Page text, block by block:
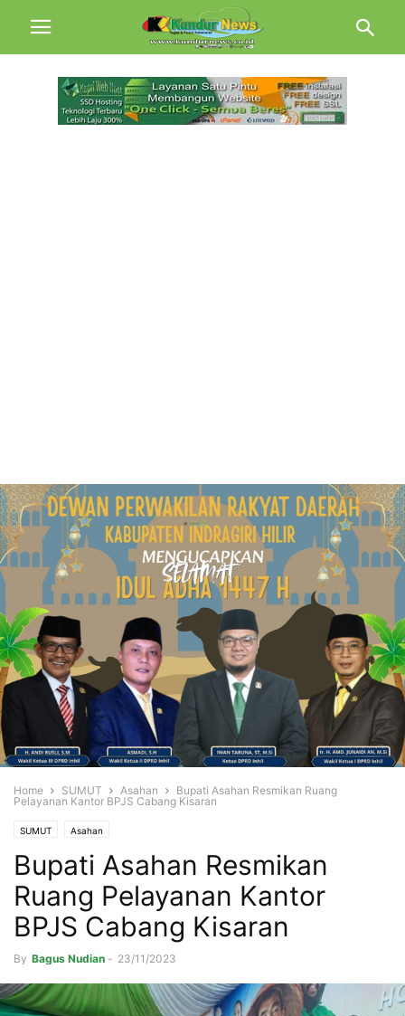
Home SUMUT Asahan
Bupati Asahan Resmikan Ruang
Pelayanan Kantor BPJS Cabang Kisaran
SUMUT Asahan
Bupati Asahan Resmikan
Ruang Pelayanan Kantor
BPJS Cabang Kisaran
By Bagus Nudian - 23/11/2023